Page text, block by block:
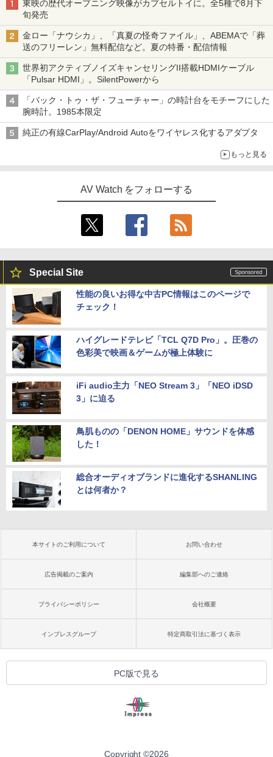
東映の歴代オープニング映像がカプセルトイに。全5種で8月下
旬発売
金ロー「ナウシカ」、「真夏の怪奇ファイル」、ABEMAで「葬
送のフリーレン」無料配信など。夏の特番・配信情報
世界初アクティブノイズキャンセリングII搭載HDMIケーブル
「Pulsar HDMI」。SilentPowerから
「バック・トゥ・ザ・フューチャー」の時計台をモチーフにした
腕時計。1985本限定
純正の有線CarPlay/Android Autoをワイヤレス化するアダプタ
もっと見る
AV Watch をフォローする
Special Site
性能の良いお得な中古PC情報はこのページで
チェック！
ハイグレードテレビ「TCL Q7D Pro」。圧巻の
色彩美で映画＆ゲームが極上体験に
iFi audio主力「NEO Stream 3」「NEO iDSD
3」に迫る
鳥肌ものの「DENON HOME」サウンドを体感
した！
総合オーディオブランドに進化するSHANLING
とは何者か？
本サイトのご利用について お問い合わせ
広告掲載のご案内 編集部へのご連絡
プライバシーポリシー 会社概要
インプレスグループ 特定商取引法に基づく表示
PC版で見る
Copyright ©2026